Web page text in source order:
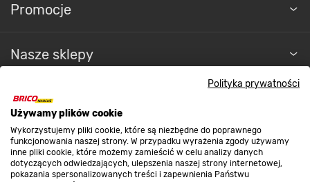
Polityka prywatności
Używamy plików cookie
Wykorzystujemy pliki cookie, które są niezbędne do poprawnego
funkcjonowania naszej strony. W przypadku wyrażenia zgody używamy
inne pliki cookie, które możemy zamieścić w celu analizy danych
dotyczących odwiedzających, ulepszenia naszej strony internetowej,
pokazania spersonalizowanych treści i zapewnienia Państwu
Promocje
Nasze sklepy
O nas
Kontakt do sklepu